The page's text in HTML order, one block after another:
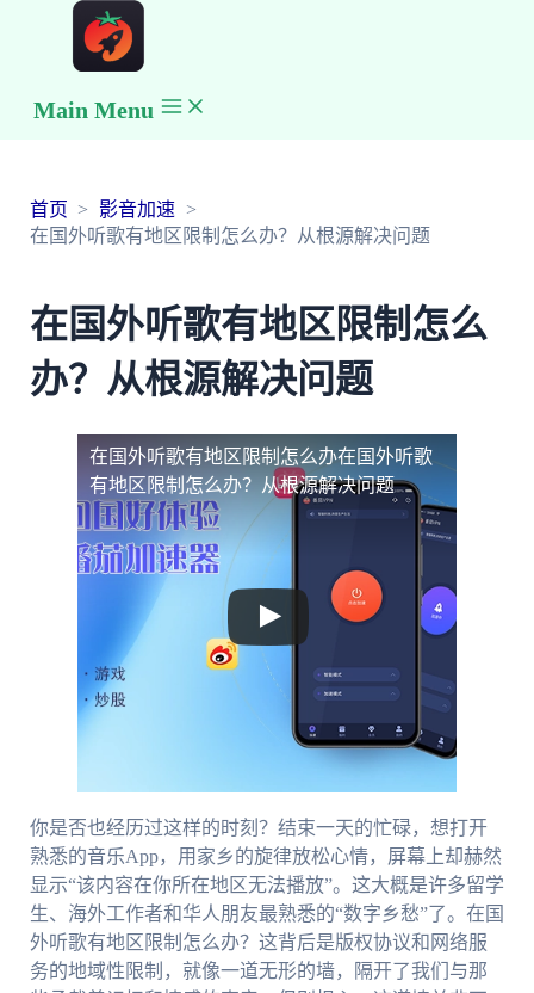
Main Menu
首页
影音加速
在国外听歌有地区限制怎么办？从根源解决问题
在国外听歌有地区限制怎么
办？从根源解决问题
在国外听歌有地区限制怎么办在国外听歌
有地区限制怎么办？从根源解决问题
你是否也经历过这样的时刻？结束一天的忙碌，想打开
熟悉的音乐App，用家乡的旋律放松心情，屏幕上却赫然
显示“该内容在你所在地区无法播放”。这大概是许多留学
生、海外工作者和华人朋友最熟悉的“数字乡愁”了。在国
外听歌有地区限制怎么办？这背后是版权协议和网络服
务的地域性限制，就像一道无形的墙，隔开了我们与那